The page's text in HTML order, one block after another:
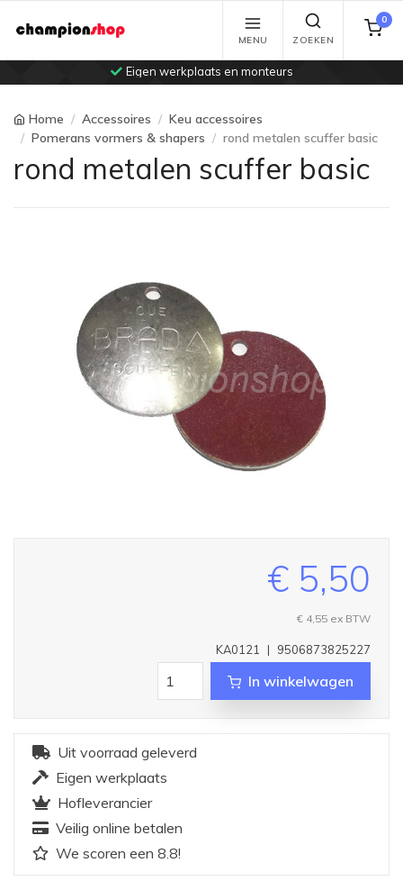
Eigen werkplaats en monteurs
MENU ZOEKEN
0
Home Accessoires
Keu accessoires
Pomerans vormers & shapers
rond metalen scuffer basic
rond metalen scuffer basic
€ 5,50
€ 4,55 ex BTW
9506873825227
|
KA0121
In winkelwagen
Uit voorraad geleverd
Eigen werkplaats
Hofleverancier
Veilig online betalen
We scoren een 8.8!